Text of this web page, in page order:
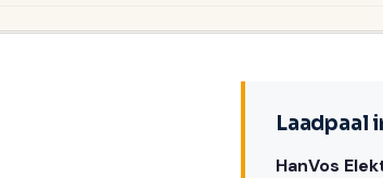
Laadpaal
HanVos